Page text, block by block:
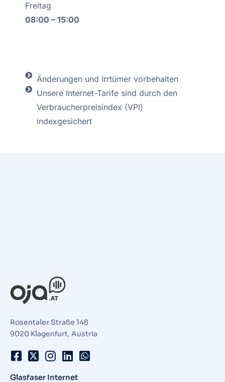
Freitag
08:00 – 15:00
Änderungen und Irrtümer vorbehalten
Unsere Internet-Tarife sind durch den
Verbraucherpreisindex (VPI)
indexgesichert
Rosentaler Straße 148
9020 Klagenfurt, Austria
Glasfaser Internet